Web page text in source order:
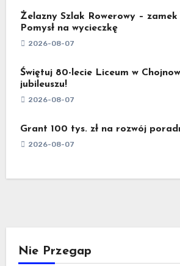
Żelazny Szlak Rowerowy –
Pomysł na wycieczkę
2026-08-07
Świętuj 80-lecie Liceum w
jubileuszu!
2026-08-07
Grant 100 tys. zł na rozwój
2026-08-07
Nie Przegap